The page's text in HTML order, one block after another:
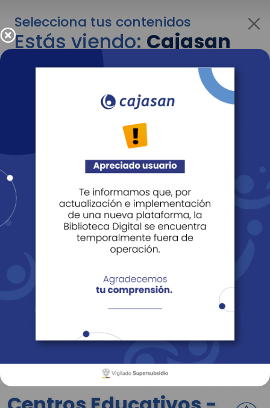
Selecciona tus contenidos
Estás viendo:Cajasan
para empresas
Para cambiar al contenido de tu interés más
adelante recuerda utilizar el menú
Entendido
Revista Fácil Vivir
Sedes Directorio Servicios En Línea